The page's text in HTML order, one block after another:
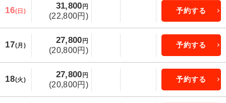
16(日)
31,800 円
(22,800円)
予約する
17(月)
27,800 円
(20,800円)
予約する
18(火)
27,800 円
(20,800円)
予約する